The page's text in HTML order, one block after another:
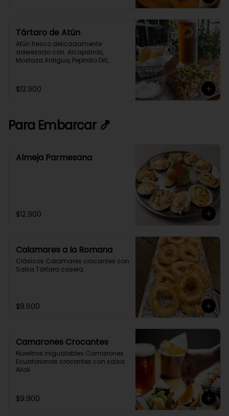
Tártaro de Atún
Atún fresco delicadamente
aderezado con  Alcaparras,
Mostaza Antigua, Pepinillo Dill,
Madre.
$13.900
Para Embarcar 🍤
Almeja Parmesana
$12.900
Calamares a la Romana
Clásicos Calamares crocantes con
Salsa Tártara casera.
$8.600
Camarones Crocantes
Nuestros inigualables Camarones
Ecuatorianos crocantes con salsa
Alioli.
$9.900